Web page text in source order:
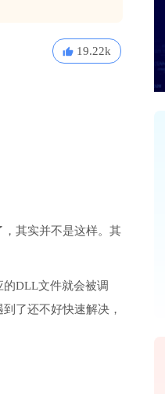
19.22k
其实并不是这样。其
DLL文件就会被调
了还不好快速解决，